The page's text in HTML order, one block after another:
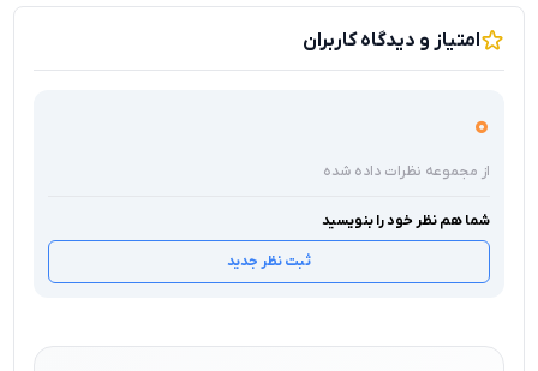
امتیاز و دیدگاه کاربران
0
از مجموعه نظرات داده شده
شما هم نظر خود را بنویسید
ثبت نظر جدید